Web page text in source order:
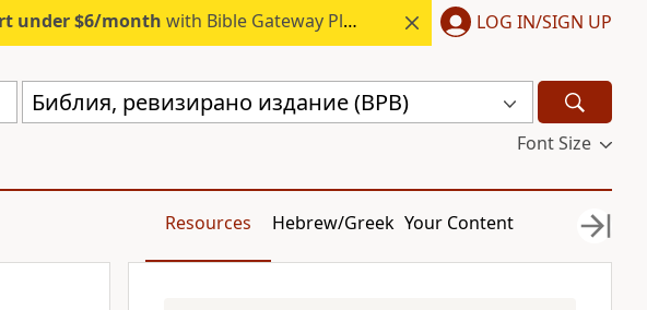
under $6/month with Bible Gateway Plus. LOG IN/SIGN UP
Библия, ревизирано издание (BPB)
Font Size
Resources Hebrew/Greek Your Content